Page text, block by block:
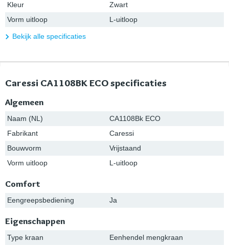
Kleur
Zwart
Vorm uitloop
L-uitloop
Bekijk alle specificaties
Caressi CA1108BK ECO specificaties
Algemeen
Naam (NL)
CA1108Bk ECO
Fabrikant
Caressi
Bouwvorm
Vrijstaand
Vorm uitloop
L-uitloop
Comfort
Eengreepsbediening Ja
Eigenschappen
Type kraan
Eenhendel mengkraan